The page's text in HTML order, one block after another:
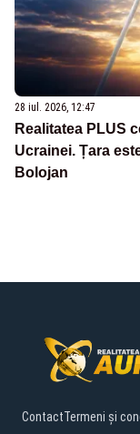
28 iul. 2026, 12:47
Realitatea PLUS
Ucrainei. Țara
Bolojan
ContactTermeni și